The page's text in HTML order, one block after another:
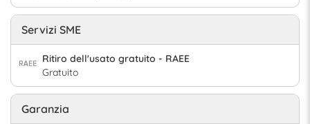
Servizi SME
Ritiro dell'usato gratuito - RAEE
Gratuito
Garanzia